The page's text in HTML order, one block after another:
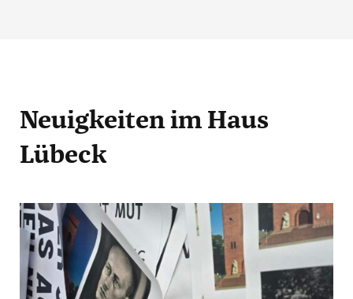
Neuigkeitenim Haus
Lübeck